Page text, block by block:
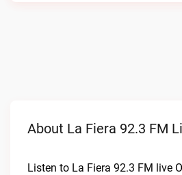
About La Fiera 92.3 FM
Listen to La Fiera 92.3 FM live